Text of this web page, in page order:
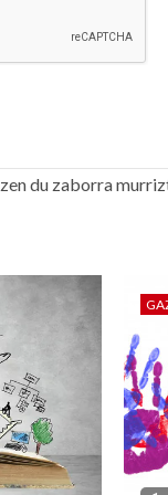
du zaborra